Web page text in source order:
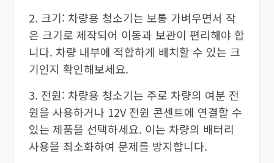
2. 크기: 차량용 청소기는 보통 가벼우면서 작
은 크기로 제작되어 이동과 보관이 편리해야 합
니다. 차량 내부에 적합하게 배치할 수 있는 크
기인지 확인해보세요.
3. 전원: 차량용 청소기는 주로 차량의 여분 전
원을 사용하거나 12V 전원 콘센트에 연결할 수
있는 제품을 선택하세요. 이는 차량의 배터리
사용을 최소화하여 문제를 방지합니다.